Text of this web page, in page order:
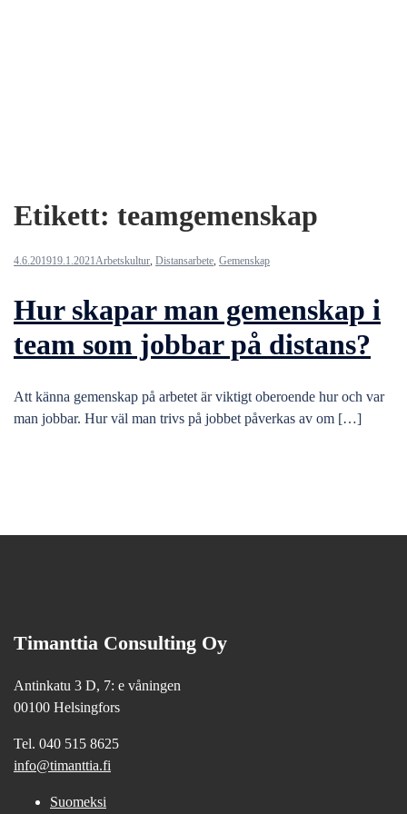
Etikett: teamgemenskap
4.6.201919.1.2021Arbetskultur, Distansarbete, Gemenskap
Hur skapar man gemenskap i
team som jobbar på distans?
Att känna gemenskap på arbetet är viktigt oberoende hur och var
man jobbar. Hur väl man trivs på jobbet påverkas av om […]
Timanttia Consulting Oy
Antinkatu 3 D, 7: e våningen
00100 Helsingfors
Tel. 040 515 8625
info@timanttia.fi
Suomeksi